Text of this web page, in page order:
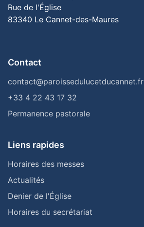
Rue de l'Église
83340 Le Cannet-des-Maures
Contact
contact@paroissedulucetducannet.fr
+33 4 22 43 17 32
Permanence pastorale
Liens rapides
Horaires des messes
Actualités
Denier de l'Église
Horaires du secrétariat